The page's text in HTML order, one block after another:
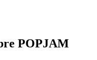
POPJAM